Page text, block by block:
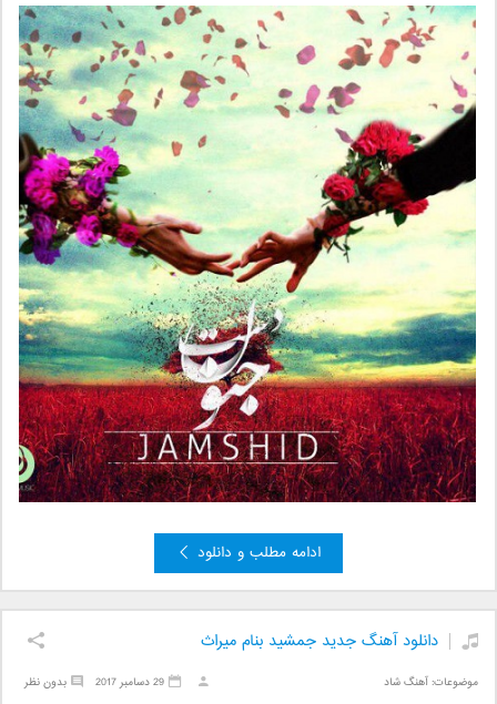
ادامه مطلب و دانلود
دانلود آهنگ جدید جمشید بنام میراث
موضوعات:آهنگ شاد بدون نظر 29 دسامبر 2017